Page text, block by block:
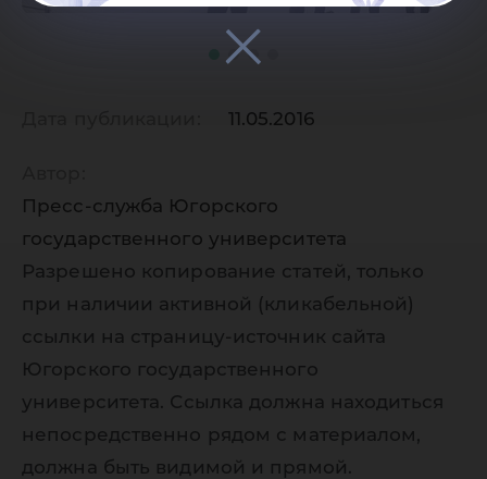
11.05.2016
Пресс-служба Югорского
государственного университета
Разрешено копирование статей, только
при наличии активной (кликабельной)
ссылки на страницу-источник сайта
Югорского государственного
университета. Ссылка должна находиться
непосредственно рядом с материалом,
должна быть видимой и прямой.